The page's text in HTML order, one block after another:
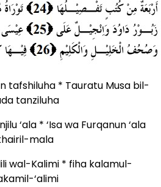
tafshiluha * Tauratu Musa bil-
tanziluha
‘ala * ‘Isa wa Furqanun ‘ala
mala
wal-Kalimi * fiha kalamul-
‘alimi